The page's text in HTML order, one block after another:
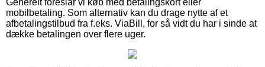
mobilbetaling. Som alternativ kan du drage nytte af et
afbetalingstilbud fra f.eks. ViaBill, for så vidt du har i sinde at
dække betalingen over flere uger.